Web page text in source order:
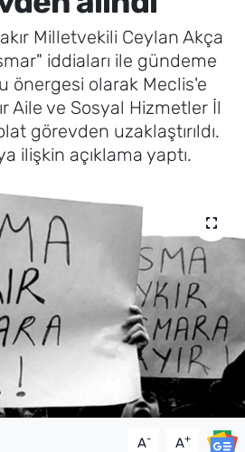
Milletvekili Ceylan Akça
iddiaları ile gündeme
önergesi olarak Meclis'e
Aile ve Sosyal Hizmetler İl
görevden uzaklaştırıldı.
ilişkin açıklama yaptı.
A- A+